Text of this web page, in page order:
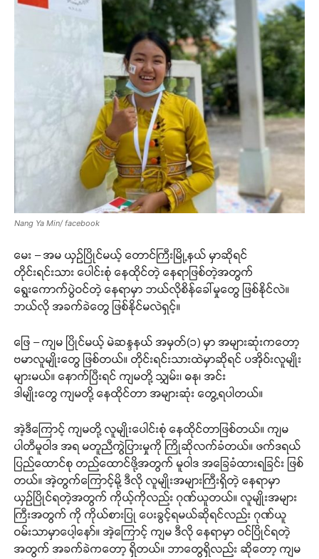
Nang Ya Min/ facebook
မေး – အမ ယှဉ်ပြိုင်မယ့် တောင်ကြီးမြို့နယ် မှာဆိုရင်
တိုင်းရင်းသား ပေါင်းစုံ နေထိုင်တဲ့ နေရာဖြစ်တဲ့အတွက်
ရွေးကောက်ပွဲဝင်တဲ့ နေရာမှာ ဘယ်လိုစိန်ခေါ်မှုတွေ ဖြစ်နိုင်လဲ။
ဘယ်လို အခက်ခဲတွေ ဖြစ်နိုင်မလဲရှင့်။
ဖြေ – ကျမ ပြိုင်မယ့် မဲဆန္ဒနယ် အမှတ်(၁) မှာ အများဆုံးကတော့
ဗမာလူမျိုးတွေ ဖြစ်တယ်။ တိုင်းရင်းသားထဲမှာဆိုရင် ပအိုဝ်းလူမျိုး
များမယ်။ နောက်ပြီးရင် ကျမတို့ သျှမ်း၊ ဓနု၊ အင်း
ဒါမျိုးတွေ ကျမတို့ နေထိုင်တာ အများဆုံး တွေ့ရပါတယ်။
အဲ့ဒီကြောင့် ကျမတို့ လူမျိုးပေါင်းစုံ နေထိုင်တာဖြစ်တယ်။ ကျမ
ပါတီမူဝါဒ အရ မတူညီကွဲပြားမှုကို ကြိုဆိုလက်ခံတယ်။ ဖက်ဒရယ်
ပြည်ထောင်စု တည်ထောင်ဖို့အတွက် မူဝါဒ အခြေခံထားရခြင်း ဖြစ်
တယ်။ အဲ့တွက်ကြောင့်မို့ ဒီလို လူမျိုးအများကြီးရှိတဲ့ နေရာမှာ
ယှဉ်ပြိုင်ရတဲ့အတွက် ကိုယ့်ကိုလည်း ဂုဏ်ယူတယ်။ လူမျိုးအများ
ကြီးအတွက် ကို ကိုယ်စားပြု ပေးခွင့်ရမယ်ဆိုရင်လည်း ဂုဏ်ယူ
ဝမ်းသာမှာပေါ့နော်။ အဲ့ကြောင့် ကျမ ဒီလို နေရာမှာ ဝင်ပြိုင်ရတဲ့
အတွက် အခက်ခဲကတော့ ရှိတယ်။ ဘာတွေရှိလည်း ဆိုတော့ ကျမ